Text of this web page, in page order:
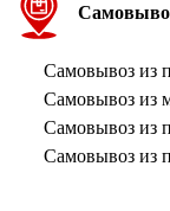
Самовывоз из
Самовывоз из
Самовывоз из
Самовывоз из